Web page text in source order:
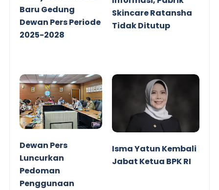
Baru Gedung
Dewan Pers Periode
2025-2028
Skincare Ratansha
Tidak Ditutup
Dewan Pers
Luncurkan
Pedoman
Penggunaan
Isma Yatun Kembali
Jabat Ketua BPK RI